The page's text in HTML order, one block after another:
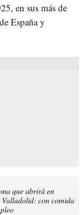
en sus más de
España y
que abrirá en
Valladolid: con comida